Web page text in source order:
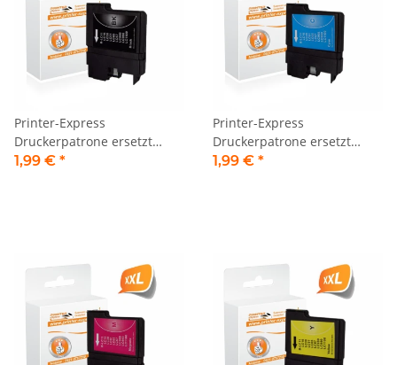
Printer-Express
Druckerpatrone ersetzt
Brother LC-980BK, LC-
1,99 € *
Printer-Express
Druckerpatrone ersetzt
Brother LC-980C, LC-1100C
1,99 € *